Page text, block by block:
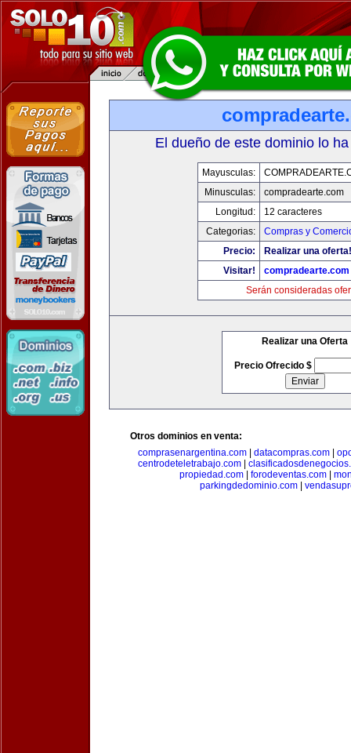
El dueño de este dominio lo
Mayusculas:
Minusculas:
compradearte.com
Longitud:
12 caracteres
Categorias:
Compras y
Precio:
Realizar una oferta!
Visitar!
compradearte.com
Serán consideradas
Realizar una Oferta
Precio Ofrecido $
Otros dominios en venta:
comprasenargentina.com| datacompras.com|
centrodeteletrabajo.com
propiedad.com
forodeventas.com
parkingdedominio.com|